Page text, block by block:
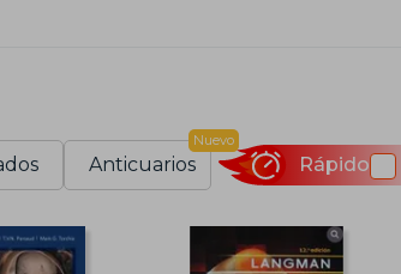
Anticuarios
Nuevo
Rápido